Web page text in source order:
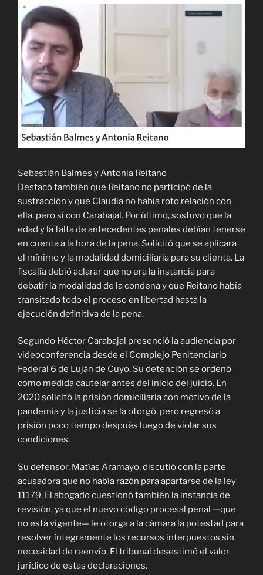
Sebastián Balmes y Antonia Reitano
Destacó también que Reitano no participó de la
sustracción y que Claudia no había roto relación con
ella, pero sí con Carabajal. Por último, sostuvo que la
edad y la falta de antecedentes penales debían tenerse
en cuenta a la hora de la pena. Solicitó que se aplicara
el mínimo y la modalidad domiciliaria para su clienta. La
fiscalía debió aclarar que no era la instancia para
debatir la modalidad de la condena y que Reitano había
transitado todo el proceso en libertad hasta la
ejecución definitiva de la pena.
Segundo Héctor Carabajal presenció la audiencia por
videoconferencia desde el Complejo Penitenciario
Federal 6 de Luján de Cuyo. Su detención se ordenó
como medida cautelar antes del inicio del juicio. En
2020 solicitó la prisión domiciliaria con motivo de la
pandemia y la justicia se la otorgó, pero regresó a
prisión poco tiempo después luego de violar sus
condiciones.
Su defensor, Matías Aramayo, discutió con la parte
acusadora que no había razón para apartarse de la ley
11179. El abogado cuestionó también la instancia de
revisión, ya que el nuevo código procesal penal —que
no está vigente— le otorga a la cámara la potestad para
resolver íntegramente los recursos interpuestos sin
necesidad de reenvío. El tribunal desestimó el valor
jurídico de estas declaraciones.